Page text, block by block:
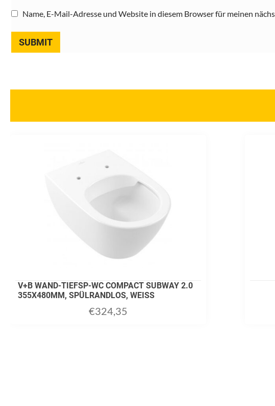
Name, E-Mail-Adresse und Website in diesem Browser für meinen
V+B WAND-TIEFSP-WC COMPACT SUBWAY 2.0
355X480MM, SPÜLRANDLOS, WEISS
€324,35
ADD TO CART